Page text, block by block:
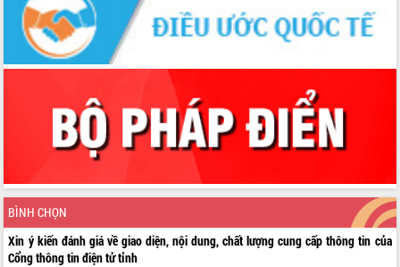
BÌNH CHỌN
Xin ý kiến đánh giá về giao diện, nội dung, chất lượng cung cấp thông tin của
Cổng thông tin điện tử tỉnh